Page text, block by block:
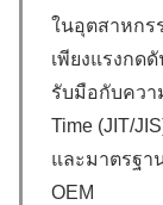
ในอุตสาหกร
เพียงแรงกด
รับมือกับควา
Time (JIT/
และมาตรฐา
OEM